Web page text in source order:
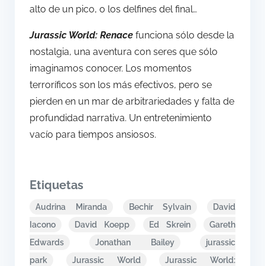
alto de un pico, o los delfines del final…
Jurassic World: Renace funciona sólo desde la
nostalgia, una aventura con seres que sólo
imaginamos conocer. Los momentos
terroríficos son los más efectivos, pero se
pierden en un mar de arbitrariedades y falta de
profundidad narrativa. Un entretenimiento
vacío para tiempos ansiosos.
Etiquetas
Audrina Miranda Bechir Sylvain
David
Iacono
David Koepp Ed Skrein
Gareth
Edwards
Jonathan Bailey
jurassic
park
Jurassic World
Jurassic World: